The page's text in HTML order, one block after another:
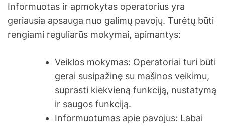
Informuotas ir apmokytas operatorius yra
geriausia apsauga nuo galimų pavojų. Turėtų būti
rengiami reguliarūs mokymai, apimantys:
Veiklos mokymas: Operatoriai turi būti
gerai susipažinę su mašinos veikimu,
suprasti kiekvieną funkciją, nustatymą
ir saugos funkciją.
Informuotumas apie pavojus: Labai